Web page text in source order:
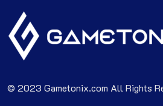
© 2023 Gametonix.com All Rights